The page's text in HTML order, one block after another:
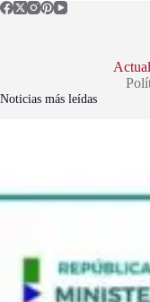
Noticias más leídas